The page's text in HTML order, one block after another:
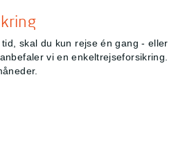
skal du kun rejse én gang - eller
vi en enkeltrejseforsikring.